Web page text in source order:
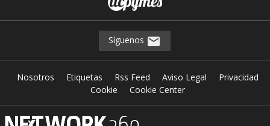
Síguenos
Nosotros Etiquetas Rss Feed Aviso Legal
Privacidad
Cookie
Cookie Center